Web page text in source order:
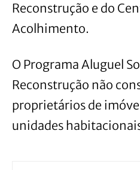
Reconstrução e do
Acolhimento.
O Programa Aluguel
Reconstrução não
proprietários de
unidades